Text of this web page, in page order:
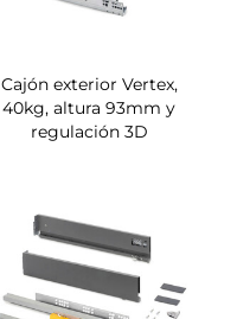
Cajón exterior Vertex,
40kg, altura 93mm y
regulación 3D